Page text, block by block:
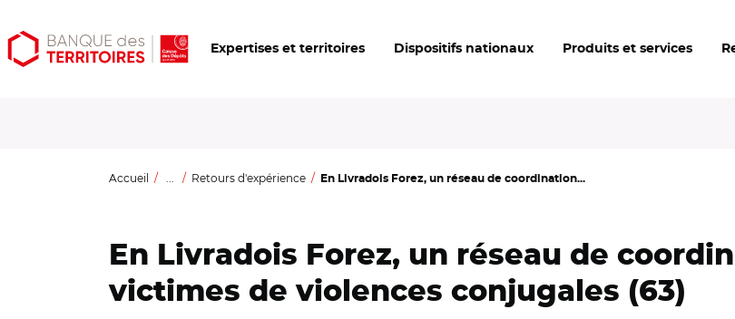
Aller
au
Aller
au
Ouvrir
les
Expertises et territoires Dispositifs nationaux Produits et services
Accueil ... Retours d'expérience En Livradois Forez, un réseau de coordination...
En Livradois Forez, un réseau de
victimes de violences conjugales (63)